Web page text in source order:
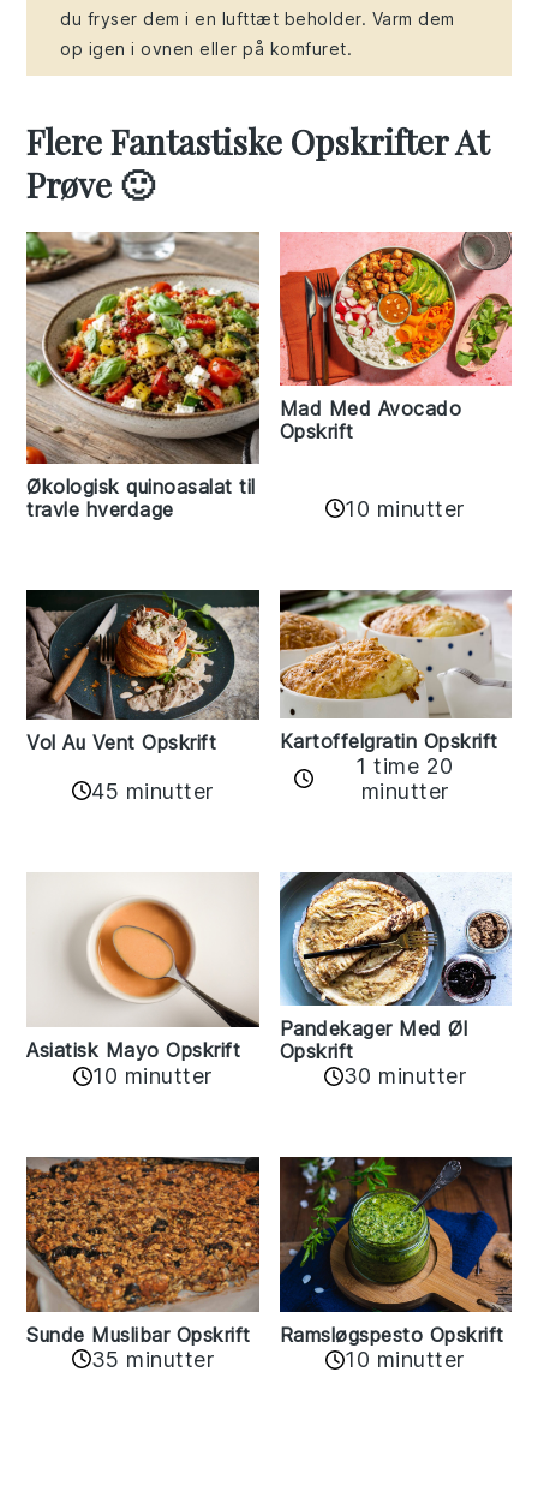
du fryser dem i en lufttæt beholder. Varm dem
op igen i ovnen eller på komfuret.
Flere Fantastiske Opskrifter At
Prøve 🙂
Økologisk quinoasalat til
travle hverdage
Mad Med Avocado
Opskrift
10 minutter
Vol Au Vent Opskrift
45 minutter
Kartoffelgratin Opskrift
1 time 20
minutter
Asiatisk Mayo Opskrift
10 minutter
Pandekager Med Øl
Opskrift
30 minutter
Sunde Muslibar Opskrift
35 minutter
Ramsløgspesto Opskrift
10 minutter